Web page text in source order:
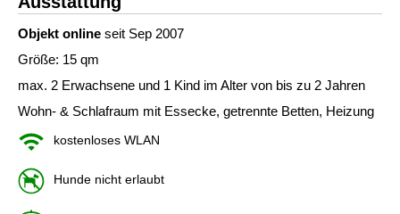
Objekt online seit Sep 2007
Größe: 15 qm
max. 2 Erwachsene und 1 Kind im Alter von bis zu 2 Jahren
Wohn- & Schlafraum mit Essecke, getrennte Betten, Heizung
kostenloses WLAN
Hunde nicht erlaubt